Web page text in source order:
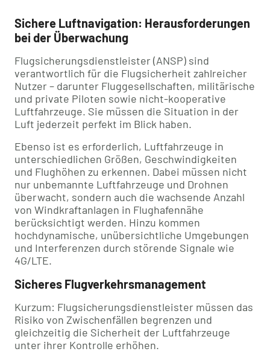
Sichere Luftnavigation: Herausforderungen
bei der Überwachung
Flugsicherungsdienstleister (ANSP) sind
verantwortlich für die Flugsicherheit zahlreicher
Nutzer – darunter Fluggesellschaften, militärische
und private Piloten sowie nicht-kooperative
Luftfahrzeuge. Sie müssen die Situation in der
Luft jederzeit perfekt im Blick haben.
Ebenso ist es erforderlich, Luftfahrzeuge in
unterschiedlichen Größen, Geschwindigkeiten
und Flughöhen zu erkennen. Dabei müssen nicht
nur unbemannte Luftfahrzeuge und Drohnen
überwacht, sondern auch die wachsende Anzahl
von Windkraftanlagen in Flughafennähe
berücksichtigt werden. Hinzu kommen
hochdynamische, unübersichtliche Umgebungen
und Interferenzen durch störende Signale wie
4G/LTE.
Sicheres Flugverkehrsmanagement
Kurzum: Flugsicherungsdienstleister müssen das
Risiko von Zwischenfällen begrenzen und
gleichzeitig die Sicherheit der Luftfahrzeuge
unter ihrer Kontrolle erhöhen.